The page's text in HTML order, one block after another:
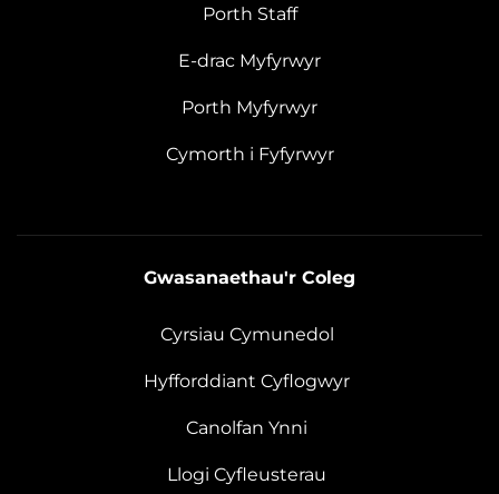
Porth Staff
E-drac Myfyrwyr
Porth Myfyrwyr
Cymorth i Fyfyrwyr
Gwasanaethau'r Coleg
Cyrsiau Cymunedol
Hyfforddiant Cyflogwyr
Canolfan Ynni
Llogi Cyfleusterau